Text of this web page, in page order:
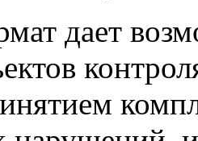
дает